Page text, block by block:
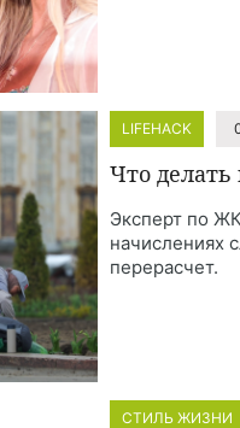
LIFEHACK
Что
Эксперт по
начислениях
перерасчет.
СТИЛЬ ЖИЗНИ